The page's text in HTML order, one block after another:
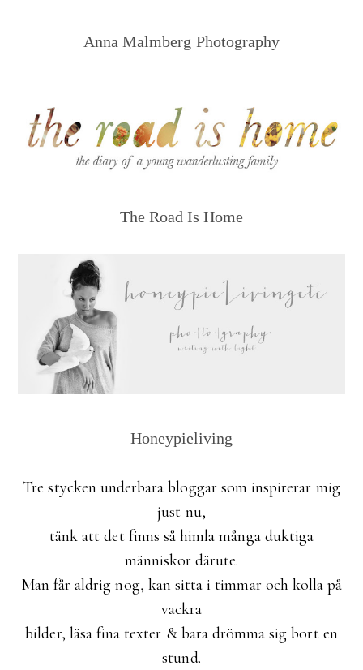
Anna Malmberg Photography
The Road Is Home
Honeypieliving
Tre stycken underbara bloggar som inspirerar mig
just nu,
tänk att det finns så himla många duktiga
människor därute.
Man får aldrig nog, kan sitta i timmar och kolla på
vackra
bilder, läsa fina texter & bara drömma sig bort en
stund.